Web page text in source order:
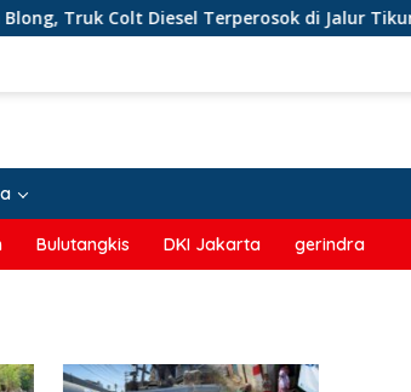
Colt Diesel Terperosok di Jalur Tikungan
Bulutangkis DKI Jakarta gerindra